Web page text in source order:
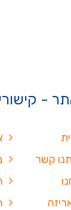
-
קשר